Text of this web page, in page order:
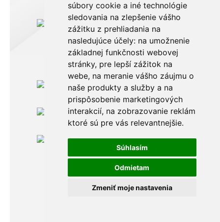
súbory cookie a iné technológie
sledovania na zlepšenie vášho
zážitku z prehliadania na
nasledujúce účely: na umožnenie
základnej funkčnosti webovej
stránky, pre lepší zážitok na
webe, na meranie vášho záujmu o
naše produkty a služby a na
prispôsobenie marketingových
interakcií, na zobrazovanie reklám
ktoré sú pre vás relevantnejšie.
Súhlasím
Odmietam
Zmeniť moje nastavenia
Po-Pia: 8.00 -16.00
0911 999 361
Po-Pia: 8.00 -16.00
info@topankaren.sk
Adeya, s. r. o.
02333 Povina